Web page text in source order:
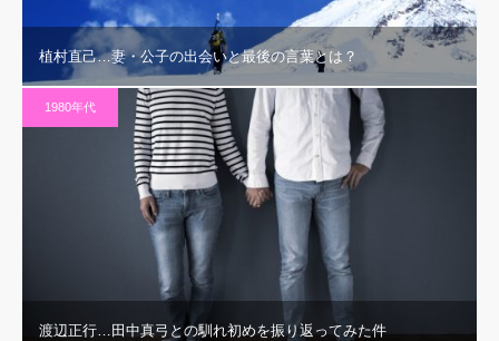
植村直己…妻・公子の出会いと最後の言葉とは？
1980年代
渡辺正行…田中真弓との馴れ初めを振り返ってみた件